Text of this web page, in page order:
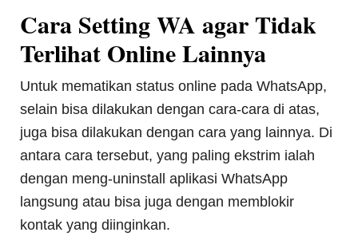
Cara Setting WA agar Tidak
Terlihat Online Lainnya
Untuk mematikan status online pada WhatsApp,
selain bisa dilakukan dengan cara-cara di atas,
juga bisa dilakukan dengan cara yang lainnya. Di
antara cara tersebut, yang paling ekstrim ialah
dengan meng-uninstall aplikasi WhatsApp
langsung atau bisa juga dengan memblokir
kontak yang diinginkan.